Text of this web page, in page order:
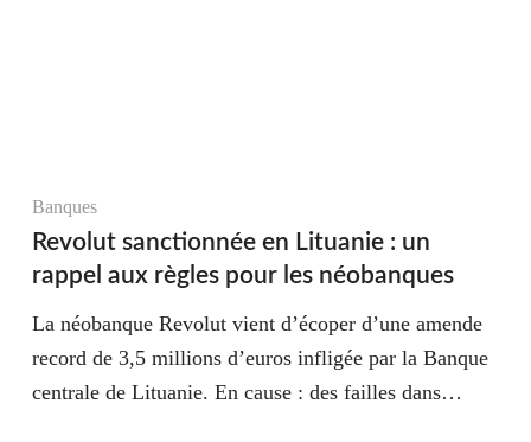
Banques
Revolut sanctionnée en Lituanie : un
rappel aux règles pour les néobanques
La néobanque Revolut vient d’écoper d’une amende
record de 3,5 millions d’euros infligée par la Banque
centrale de Lituanie. En cause : des failles dans…